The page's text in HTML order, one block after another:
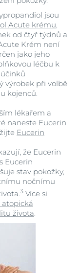
jsou
Acute krému,
od čtyř týdnů a
Krém není
jako jeho
léčbu k
výrobek při volbě
kojenců.
lékařem a
naneste Eucerin
Eucerin
že Eucerin
Eucerin
stav pokožky,
nočnímu
3 Více si
atopická
života.